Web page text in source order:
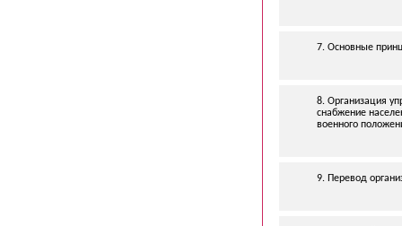
7. Основные
8. Организация
снабжение
военного
9. Перевод